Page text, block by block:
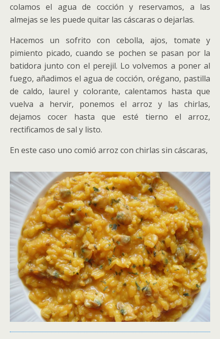
colamos el agua de cocción y reservamos, a las
almejas se les puede quitar las cáscaras o dejarlas.
Hacemos un sofrito con cebolla, ajos, tomate y
pimiento picado, cuando se pochen se pasan por la
batidora junto con el perejil. Lo volvemos a poner al
fuego, añadimos el agua de cocción, orégano, pastilla
de caldo, laurel y colorante, calentamos hasta que
vuelva a hervir, ponemos el arroz y las chirlas,
dejamos cocer hasta que esté tierno el arroz,
rectificamos de sal y listo.
En este caso uno comió arroz con chirlas sin cáscaras,